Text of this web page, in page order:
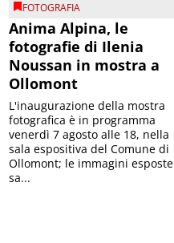
FOTOGRAFIA
Anima Alpina, le
fotografie di Ilenia
Noussan in mostra a
Ollomont
L'inaugurazione della mostra
fotografica è in programma
venerdì 7 agosto alle 18, nella
sala espositiva del Comune di
Ollomont; le immagini esposte
sa...